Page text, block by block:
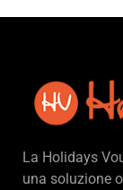
La Holidays
una soluzione